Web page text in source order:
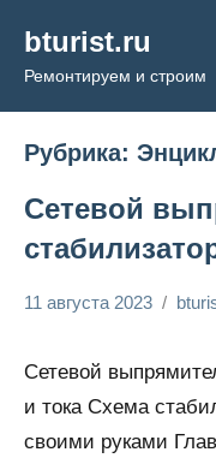
содержимому
bturist.ru
Ремонтируем и строим
Рубрика:
Сетевой
11 августа 2023
Сетевой
и тока Схема
своими руками